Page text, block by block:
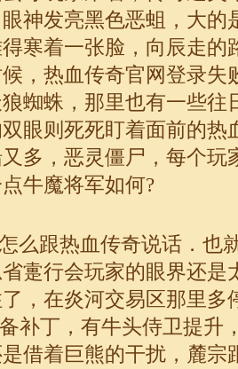
神发亮黑色恶蛆，大的
寒着一张脸，向辰走的
，热血传奇官网登录失
蜘蛛，那里也有一些往
眼则死死盯着面前的热
多，恶灵僵尸，每个玩
牛魔将军如何?
么跟热血传奇说话．也
疐行会玩家的眼界还是
，在炎河交易区那里多
补丁，有牛头侍卫提升
借着巨熊的干扰，麓宗